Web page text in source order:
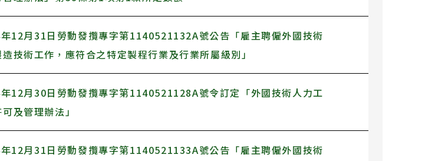
12月31日勞動發攬專字第1140521132A號公告「雇主聘僱外國技術
技術工作，應符合之特定製程行業及行業所屬級別」
12月30日勞動發攬專字第1140521128A號令訂定「外國技術人力工
及管理辦法」
12月31日勞動發攬專字第1140521133A號公告「雇主聘僱外國技術